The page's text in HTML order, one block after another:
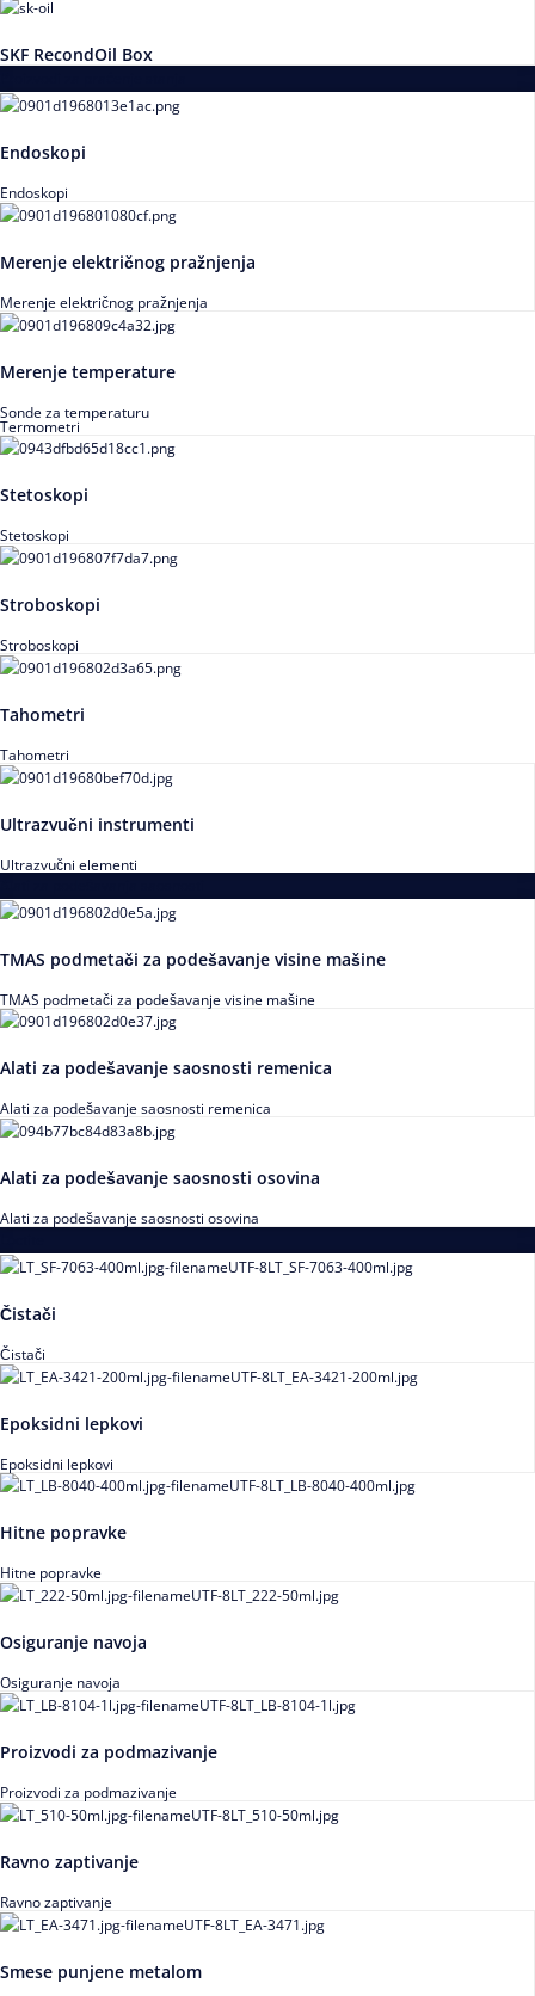
SKF RecondOil Box
Endoskopi
Endoskopi
Merenje električnog pražnjenja
Merenje električnog pražnjenja
Merenje temperature
Sonde za temperaturu
Termometri
Stetoskopi
Stetoskopi
Stroboskopi
Stroboskopi
Tahometri
Tahometri
Ultrazvučni instrumenti
Ultrazvučni elementi
TMAS podmetači za podešavanje visine mašine
TMAS podmetači za podešavanje visine mašine
Alati za podešavanje saosnosti remenica
Alati za podešavanje saosnosti remenica
Alati za podešavanje saosnosti osovina
Alati za podešavanje saosnosti osovina
Čistači
Čistači
Epoksidni lepkovi
Epoksidni lepkovi
Hitne popravke
Hitne popravke
Osiguranje navoja
Osiguranje navoja
Proizvodi za podmazivanje
Proizvodi za podmazivanje
Ravno zaptivanje
Ravno zaptivanje
Smese punjene metalom